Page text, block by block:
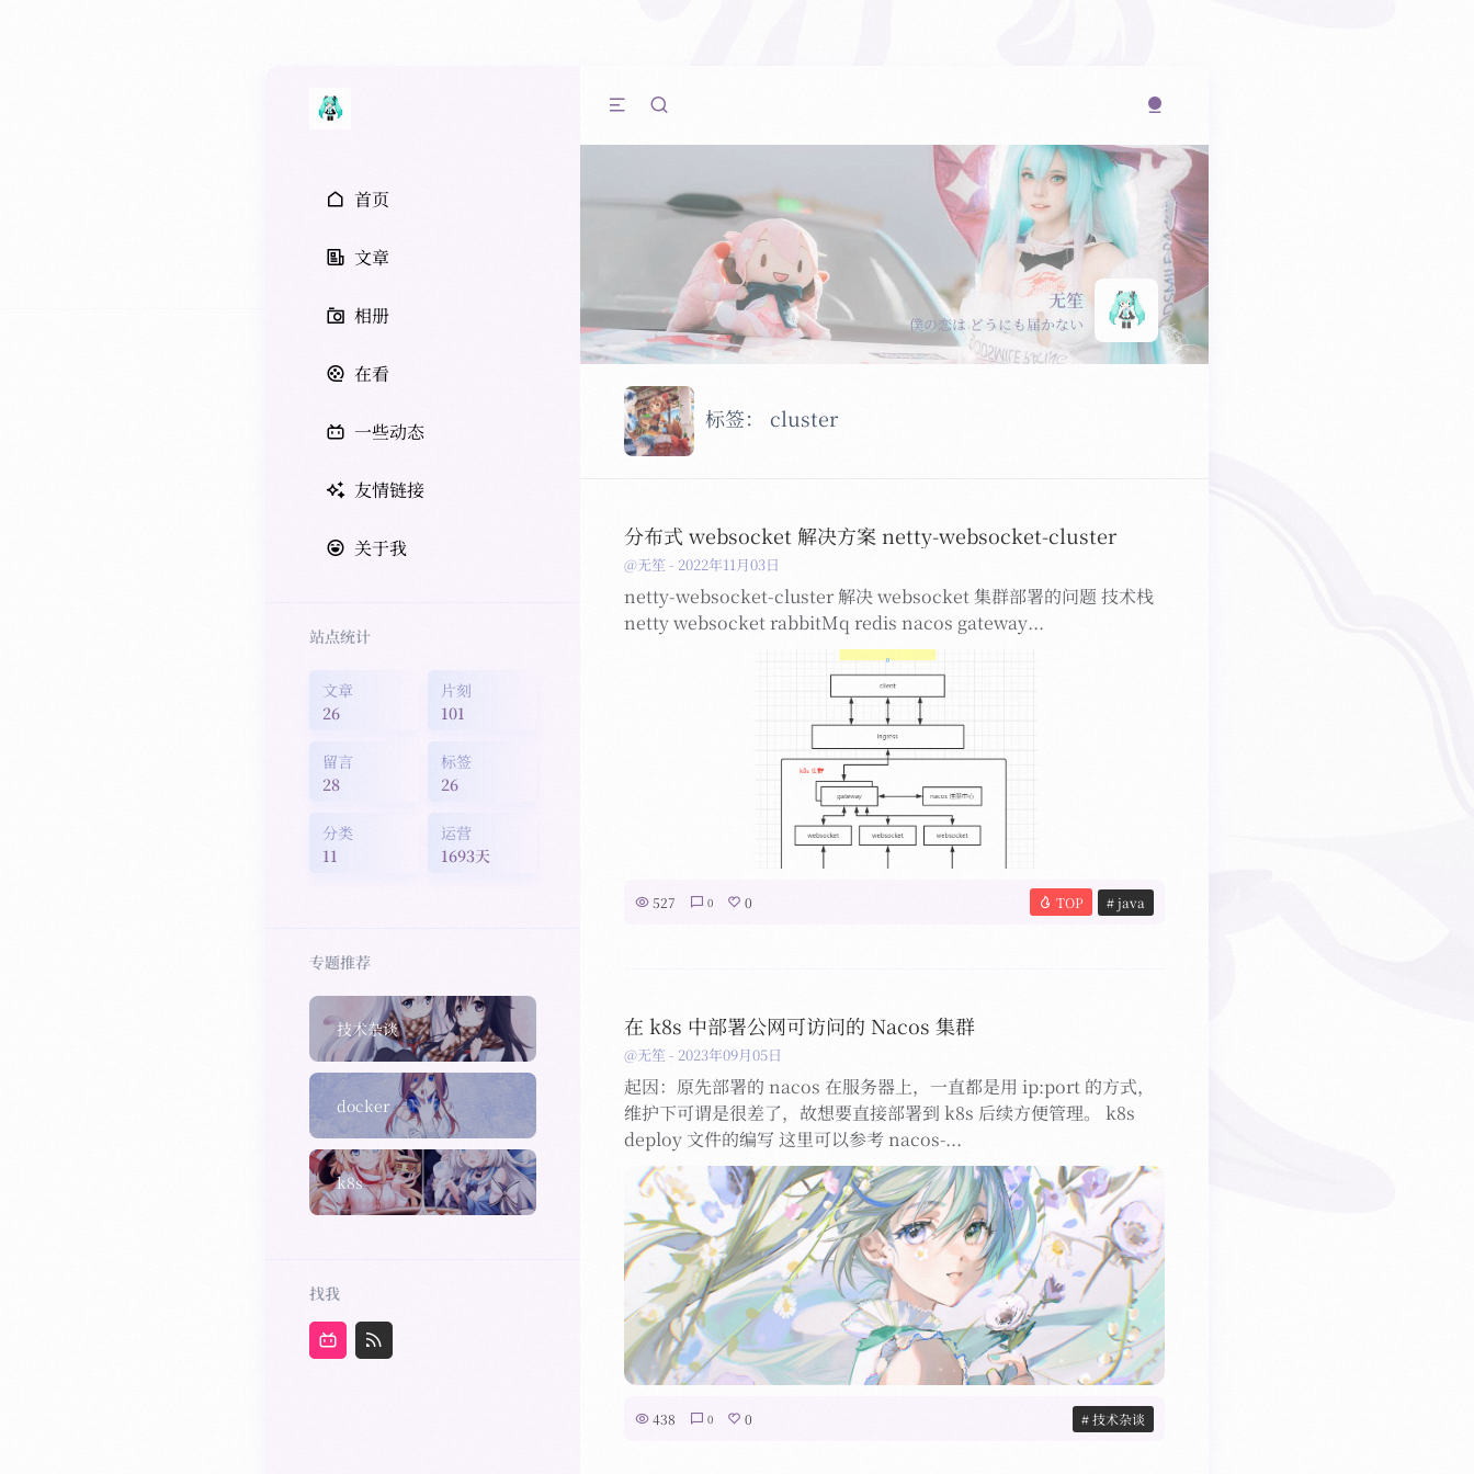
首页
文章
相册
在看
一些动态
友情链接
关于我
站点统计
文章
26
片刻
101
留言
28
标签
26
分类
11
运营
1693天
专题推荐
技术杂谈
docker
k8s
找我
无笙
僕の恋は どうにも届かない
标签： cluster
分布式 websocket 解决方案 netty-websocket-cluster
@无笙 - 2022年11月03日
netty-websocket-cluster 解决 websocket 集群部署的问题 技术栈
netty websocket rabbitMq redis nacos gateway...
527 0 0 TOP # java
在 k8s 中部署公网可访问的 Nacos 集群
@无笙 - 2023年09月05日
起因：原先部署的 nacos 在服务器上，一直都是用 ip:port 的方式，
维护下可谓是很差了，故想要直接部署到 k8s 后续方便管理。 k8s
deploy 文件的编写 这里可以参考 nacos-...
438 0 0 # 技术杂谈